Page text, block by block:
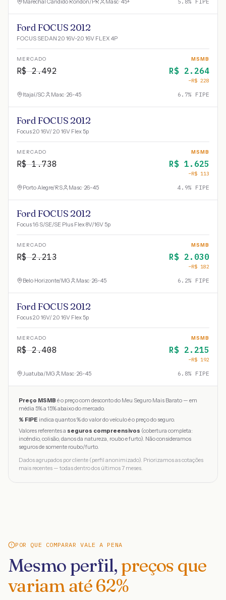
Marechal Cândido Rondon/ PR Masc · 45+ 5.8% FIPE
Ford FOCUS 2012
FOCUS SEDAN 2.0 16V-2.0 16V FLEX 4P
MERCADO
R$2.492
MSMB
R$ 2.264
−R$ 228
Itajaí/SC Masc · 26-45 6.7% FIPE
Ford FOCUS 2012
Focus 2.0 16V/ 2.0 16V Flex 5p
MERCADO
R$1.738
MSMB
R$ 1.625
−R$ 113
Porto Alegre/RS Masc · 26-45 4.9% FIPE
Ford FOCUS 2012
Focus 1.6 S/SE/SE Plus Flex 8V/16V 5p
MERCADO
R$2.213
MSMB
R$ 2.030
−R$ 182
Belo Horizonte/MG Masc · 26-45 6.2% FIPE
Ford FOCUS 2012
Focus 2.0 16V/ 2.0 16V Flex 5p
MERCADO
R$2.408
MSMB
R$ 2.215
−R$ 192
Juatuba/MG Masc · 26-45 6.8% FIPE
Preço MSMB é o preço com desconto do Meu Seguro Mais Barato — em
média 5% a 15% abaixo do mercado.
% FIPE indica quantos % do valor do veículo é o preço do seguro.
Valores referentes a seguros compreensivos (cobertura completa:
incêndio, colisão, danos da natureza, roubo e furto). Não consideramos
seguros de somente roubo/furto.
Dados agrupados por cliente (perfil anonimizado). Priorizamos as cotações
mais recentes — todas dentro dos últimos 7 meses.
POR QUE COMPARAR VALE A PENA
Mesmo perfil, preços que
variam até62%